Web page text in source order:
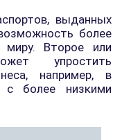
выданных
более
миру. Второе или
упростить
например, в
с более низкими